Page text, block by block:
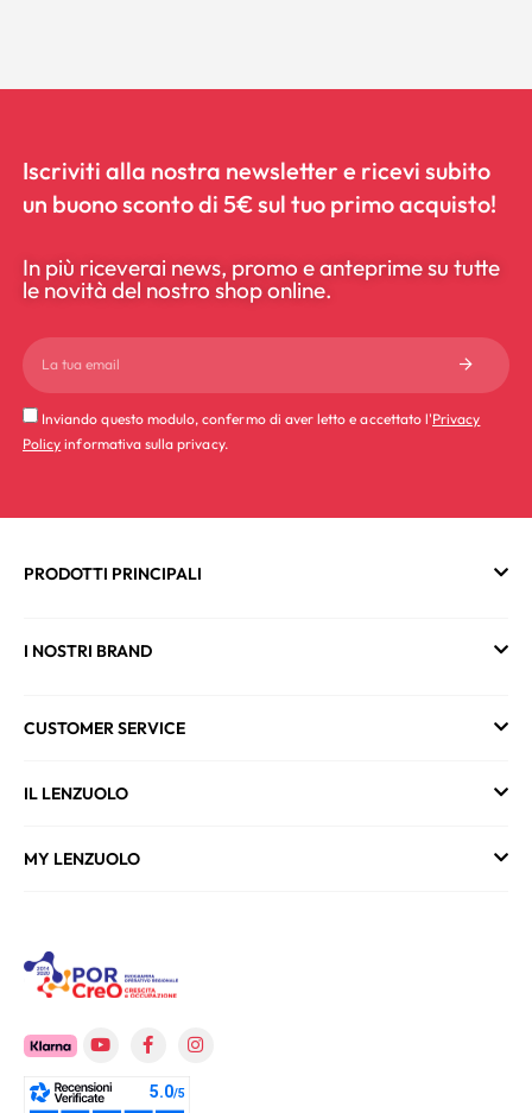
Iscriviti alla nostra newsletter e ricevi subito
un buono sconto di 5€ sul tuo primo acquisto!
In più riceverai news, promo e anteprime su tutte
le novità del nostro shop online.
Inviando questo modulo, confermo di aver letto e accettato l'Privacy
Policy informativa sulla privacy.
PRODOTTI PRINCIPALI
I NOSTRI BRAND
CUSTOMER SERVICE
IL LENZUOLO
MY LENZUOLO